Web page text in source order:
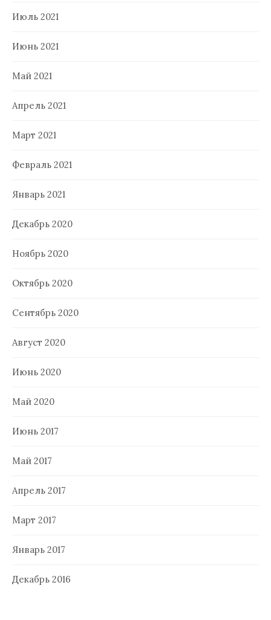
Июль 2021
Июнь 2021
Май 2021
Апрель 2021
Март 2021
Февраль 2021
Январь 2021
Декабрь 2020
Ноябрь 2020
Октябрь 2020
Сентябрь 2020
Август 2020
Июнь 2020
Май 2020
Июнь 2017
Май 2017
Апрель 2017
Март 2017
Январь 2017
Декабрь 2016